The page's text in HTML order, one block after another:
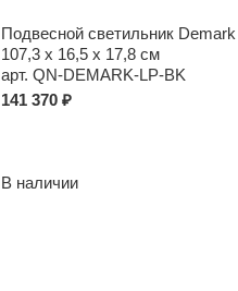
Подвесной светильник
107,3 x 16,5 x 17,8 см
арт. QN-DEMARK-LP-BK
141 370 ₽
В наличии